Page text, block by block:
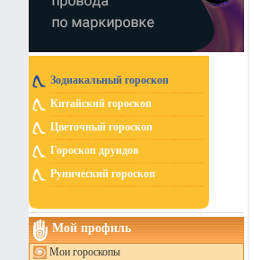
Зодиакальный гороскоп
Китайский гороскоп
Цветочный гороскоп
Гороскоп друидов
Рунический гороскоп
Мой профиль
Мои гороскопы